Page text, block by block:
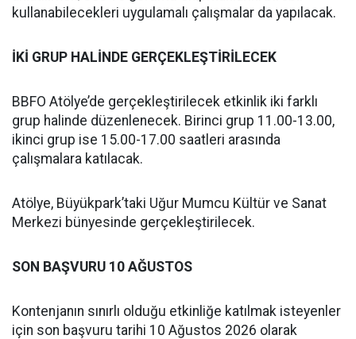
kullanabilecekleri uygulamalı çalışmalar da yapılacak.
İKİ GRUP HALİNDE GERÇEKLEŞTİRİLECEK
BBFO Atölye’de gerçekleştirilecek etkinlik iki farklı
grup halinde düzenlenecek. Birinci grup 11.00-13.00,
ikinci grup ise 15.00-17.00 saatleri arasında
çalışmalara katılacak.
Atölye, Büyükpark’taki Uğur Mumcu Kültür ve Sanat
Merkezi bünyesinde gerçekleştirilecek.
SON BAŞVURU 10 AĞUSTOS
Kontenjanın sınırlı olduğu etkinliğe katılmak isteyenler
için son başvuru tarihi 10 Ağustos 2026 olarak